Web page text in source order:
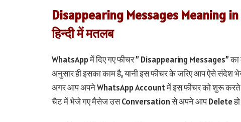
Disappearing Messages Meaning
हिन्दी में मतलब
WhatsApp में दिए गए फीचर ” Disappearing Messages”
अनुसार ही इसका काम है, यानी इस फीचर के जरिए आप ऐसे
अगर आप अपने WhatsApp Account में इस फीचर को शुरू करते
चैट में भेजे गए मैसेज उस Conversation से अपने आप Delete हो